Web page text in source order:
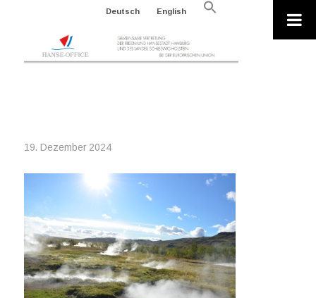
Deutsch English
Search
19. Dezember 2024